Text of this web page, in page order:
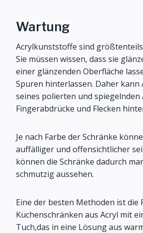
Wartung
Acrylkunststoffe sind
Sie müssen wissen, dass sie
einer glänzenden Oberfläche
Spuren hinterlassen. Daher kann
seines polierten und spiegelnden
Fingerabdrücke und Flecken
Je nach Farbe der Schränke
auffälliger und offensichtlicher
können die Schränke dadurch
schmutzig aussehen.
Eine der besten Methoden ist die
Küchenschränken aus Acryl mit
Tuch,das in eine Lösung aus